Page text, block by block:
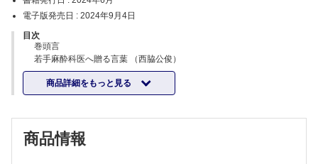
電子版発売日 : 2024年9月4日
目次
巻頭言
若手麻酔科医へ贈る言葉 （西脇公俊）
症例対照研究
小児腹腔鏡下鼠径ヘルニア修復術において筋弛緩薬非使用の全身麻酔に
併施する硬膜外麻酔と腹直筋鞘ブロックが手術視野に与える影響―後ろ
度気道狭窄を伴う巨大縦隔甲状腺腫摘出術の麻酔経験 （島崎 咲ほ
か）
重症呼吸不全を伴う高度側彎症患者の経尿道的手術に，超音波ガイド下
商品詳細をもっと見る
商品情報